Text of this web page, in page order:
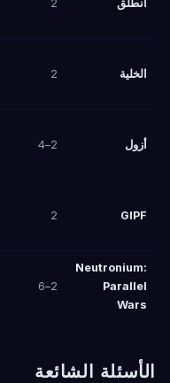
انطلق 2
الخلية 2
أزول 2–4
GIPF
2
Neutronium:
Parallel
Wars
2–6
الأسئلة الشائعة